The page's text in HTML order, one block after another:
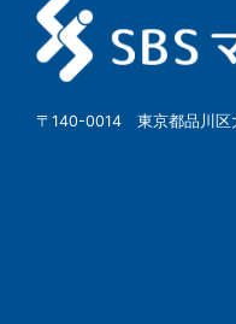
〒140-0014 東京都品川